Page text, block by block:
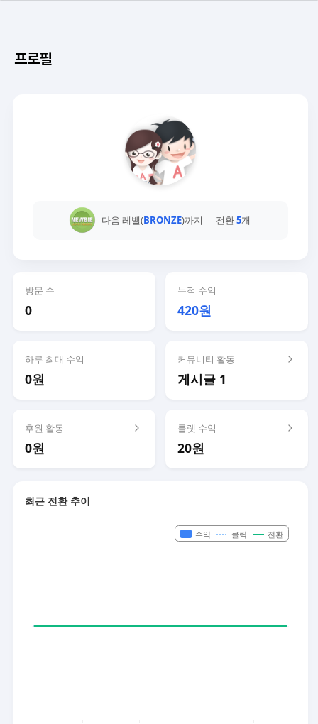
프로필
다음 레벨(BRONZE)까지 전환5개
방문 수
0
누적 수익
420원
하루 최대 수익
0원
커뮤니티 활동
게시글 1
후원 활동
0원
룰렛 수익
20원
최근 전환 추이